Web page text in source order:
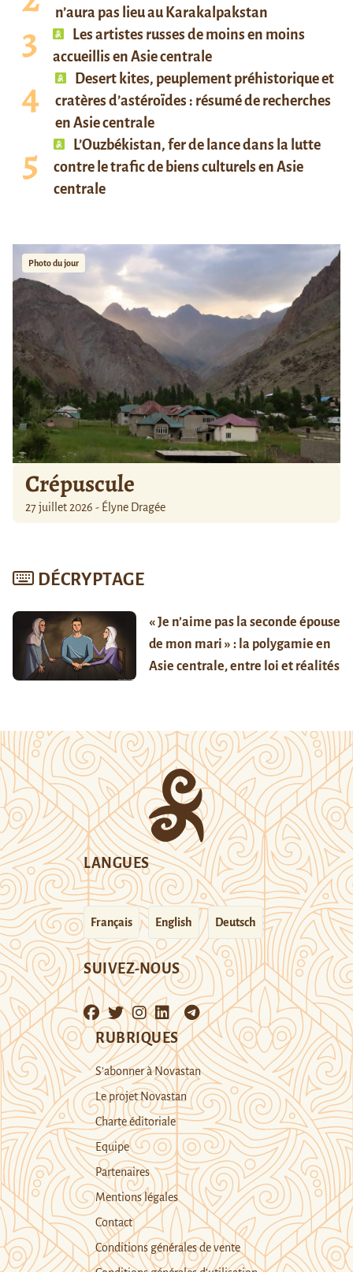
n’aura pas lieu au Karakalpakstan
Les artistes russes de moins en moins
accueillis en Asie centrale
Desert kites, peuplement préhistorique et
cratères d’astéroïdes : résumé de recherches
en Asie centrale
L’Ouzbékistan, fer de lance dans la lutte
contre le trafic de biens culturels en Asie
centrale
Photo du jour
Crépuscule
27 juillet 2026 - Élyne Dragée
DÉCRYPTAGE
« Je n’aime pas la seconde épouse
de mon mari » : la polygamie en
Asie centrale, entre loi et réalités
LANGUES
Français English Deutsch
SUIVEZ-NOUS
RUBRIQUES
S’abonner à Novastan
Le projet Novastan
Charte éditoriale
Equipe
Partenaires
Mentions légales
Contact
Conditions générales de vente